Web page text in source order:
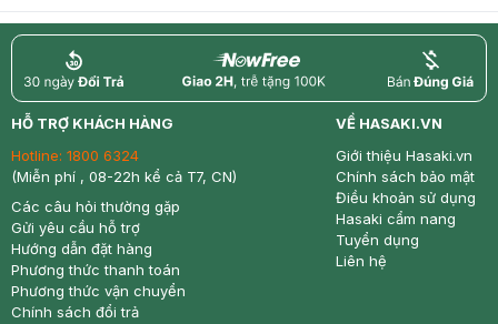
return nowfree price
HỖ TRỢ KHÁCH HÀNG
Hotline: 1800 6324
(Miễn phí , 08-22h kể cả T7, CN)
Các câu hỏi thường gặp
Gửi yêu cầu hỗ trợ
Hướng dẫn đặt hàng
Phương thức thanh toán
Phương thức vận chuyển
Chính sách đổi trả
VỀ HASAKI.VN
Giới thiệu Hasaki.vn
Chính sách bảo mật
Điều khoản sử dụng
Hasaki cẩm nang
Tuyển dụng
Liên hệ